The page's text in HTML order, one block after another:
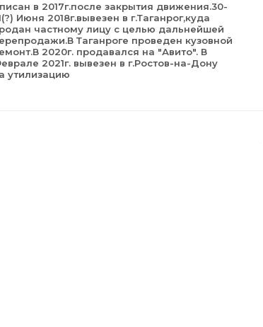
в 2017г.после закрытия движения.30-
Июня 2018г.вывезен в г.Таганрог,куда
частному лицу с целью дальнейшей
Таганроге проведен кузовной
2020г. продавался на "Авито". В
2021г. вывезен в г.Ростов-на-Дону
утилизацию